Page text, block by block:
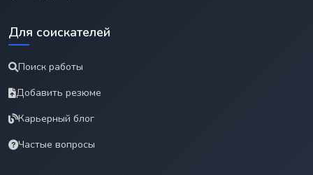
Для соискателей
Поиск работы
Добавить резюме
Карьерный блог
Частые вопросы